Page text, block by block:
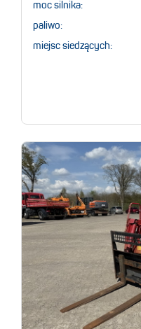
moc silnika:
paliwo:
miejsc siedzących: